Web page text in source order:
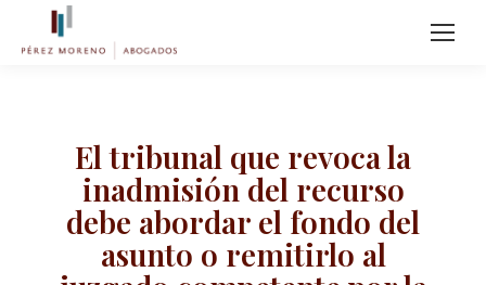
El tribunal que revoca la
inadmisión del recurso
debe abordar el fondo del
asunto o remitirlo al